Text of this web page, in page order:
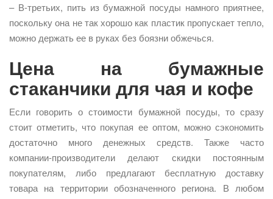
– В-третьих, пить из бумажной посуды намного приятнее,
поскольку она не так хорошо как пластик пропускает тепло,
можно держать ее в руках без боязни обжечься.
Цена на бумажные
стаканчики для чая и кофе
Если говорить о стоимости бумажной посуды, то сразу
стоит отметить, что покупая ее оптом, можно сэкономить
достаточно много денежных средств. Также часто
компании-производители делают скидки постоянным
покупателям, либо предлагают бесплатную доставку
товара на территории обозначенного региона. В любом